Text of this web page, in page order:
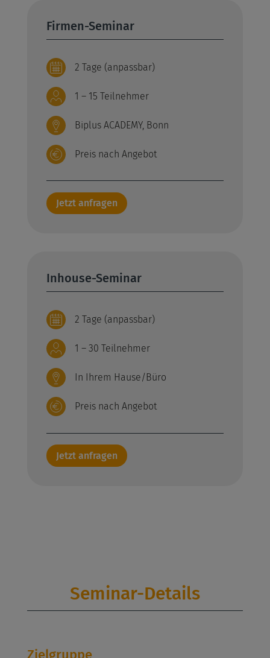
Firmen-Seminar
2 Tage (anpassbar)
1 – 15 Teilnehmer
Biplus ACADEMY, Bonn
Preis nach Angebot
Jetzt anfragen
Inhouse-Seminar
2 Tage (anpassbar)
1 – 30 Teilnehmer
In Ihrem Hause/Büro
Preis nach Angebot
Jetzt anfragen
Seminar-Details
Zielgruppe